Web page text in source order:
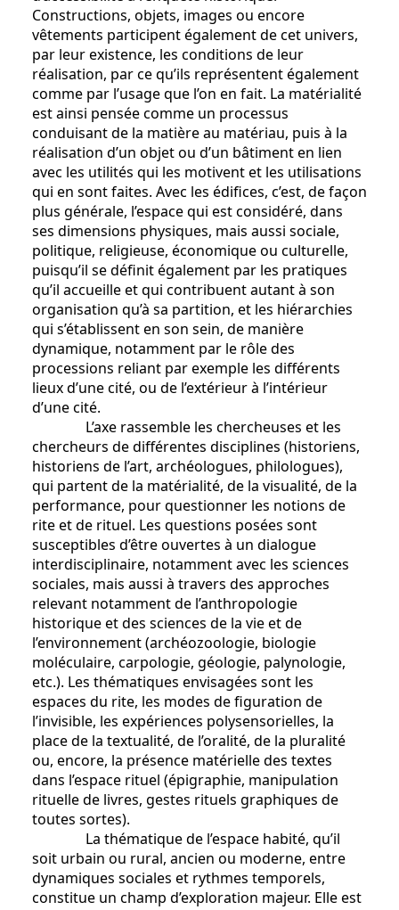
Constructions, objets, images ou encore
vêtements participent également de cet univers,
par leur existence, les conditions de leur
réalisation, par ce qu’ils représentent également
comme par l’usage que l’on en fait. La matérialité
est ainsi pensée comme un processus
conduisant de la matière au matériau, puis à la
réalisation d’un objet ou d’un bâtiment en lien
avec les utilités qui les motivent et les utilisations
qui en sont faites. Avec les édifices, c’est, de façon
plus générale, l’espace qui est considéré, dans
ses dimensions physiques, mais aussi sociale,
politique, religieuse, économique ou culturelle,
puisqu’il se définit également par les pratiques
qu’il accueille et qui contribuent autant à son
organisation qu’à sa partition, et les hiérarchies
qui s’établissent en son sein, de manière
dynamique, notamment par le rôle des
processions reliant par exemple les différents
lieux d’une cité, ou de l’extérieur à l’intérieur
d’une cité.
L’axe rassemble les chercheuses et les
chercheurs de différentes disciplines (historiens,
historiens de l’art, archéologues, philologues),
qui partent de la matérialité, de la visualité, de la
performance, pour questionner les notions de
rite et de rituel. Les questions posées sont
susceptibles d’être ouvertes à un dialogue
interdisciplinaire, notamment avec les sciences
sociales, mais aussi à travers des approches
relevant notamment de l’anthropologie
historique et des sciences de la vie et de
l’environnement (archéozoologie, biologie
moléculaire, carpologie, géologie, palynologie,
etc.). Les thématiques envisagées sont les
espaces du rite, les modes de figuration de
l’invisible, les expériences polysensorielles, la
place de la textualité, de l’oralité, de la pluralité
ou, encore, la présence matérielle des textes
dans l’espace rituel (épigraphie, manipulation
rituelle de livres, gestes rituels graphiques de
toutes sortes).
La thématique de l’espace habité, qu’il
soit urbain ou rural, ancien ou moderne, entre
dynamiques sociales et rythmes temporels,
constitue un champ d’exploration majeur. Elle est